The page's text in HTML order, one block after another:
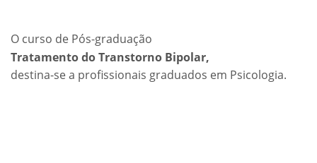
O curso de Pós-graduação
Tratamento do Transtorno Bipolar,
destina-se a profissionais graduados em Psicologia.